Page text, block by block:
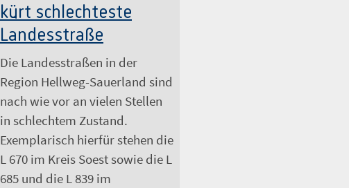
kürt schlechteste
Landesstraße
Die Landesstraßen in der
Region Hellweg-Sauerland sind
nach wie vor an vielen Stellen
in schlechtem Zustand.
Exemplarisch hierfür stehen die
L 670 im Kreis Soest sowie die L
685 und die L 839 im